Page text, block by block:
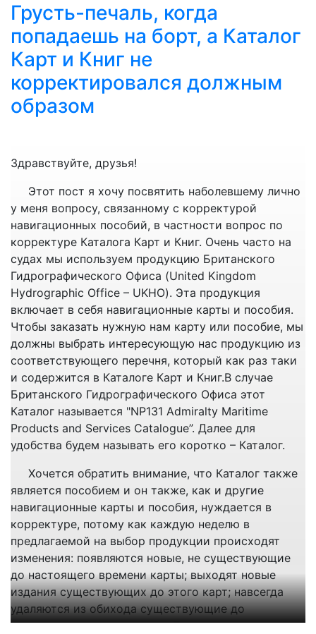
оценкис целью определить, в какой степени
выполнены критерии проверки.
b) Система проверки означает Систему проверки
государств-членов ИМО, установленную
Организацией, с учетом руководства,
разработанного Организацией*.
c) Кодекс по осуществлению означает Кодекс по
d) Стандарт проверки означает Кодекс по
_____________
* См. Рамочные принципы и процедуры Системы
проверки государств-членов ИМО (резолюция
A.1067(28)).
Правило 40
Применение
Участники применяют положения Кодекса по
осуществлению при выполнении своих
обязательств и обязанностей, содержащихся в
настоящей Конвенции.
Правило 41
Проверка соответствия
a) Каждый Участник подвергается периодическим
проверкам со стороны Организации в
соответствии со стандартом проверки для
проверкисоответствия настоящей Конвенции и ее
осуществления.
b) Генеральный секретарь Организации несет
ответственность за осуществление Системы
проверки на основе руководства, разработанного
Организацией*.
c) Каждый Участник несет ответственность за
Грусть-печаль, когда
попадаешь на борт, а Каталог
Карт и Книг не
корректировался должным
образом
Здравствуйте, друзья!
Этот пост я хочу посвятить наболевшему лично
у меня вопросу, связанному с корректурой
навигационных пособий, в частности вопрос по
корректуре Каталога Карт и Книг. Очень часто на
судах мы используем продукцию Британского
Гидрографического Офиса (United Kingdom
Hydrographic Office – UKHO). Эта продукция
включает в себя навигационные карты и пособия.
Чтобы заказать нужную нам карту или пособие, мы
должны выбрать интересующую нас продукцию из
соответствующего перечня, который как раз таки
и содержится в Каталоге Карт и Книг.В случае
Британского Гидрографического Офиса этот
Каталог называется "NP131 Admiralty Maritime
Products and Services Catalogue”. Далее для
удобства будем называть его коротко – Каталог.
Хочется обратить внимание, что Каталог также
является пособием и он также, как и другие
навигационные карты и пособия, нуждается в
корректуре, потому как каждую неделю в
предлагаемой на выбор продукции происходят
изменения: появляются новые, не существующие
до настоящего времени карты; выходят новые
издания существующих до этого карт; навсегда
удаляются из обихода существующие до
настоящего времени карты. То же самое